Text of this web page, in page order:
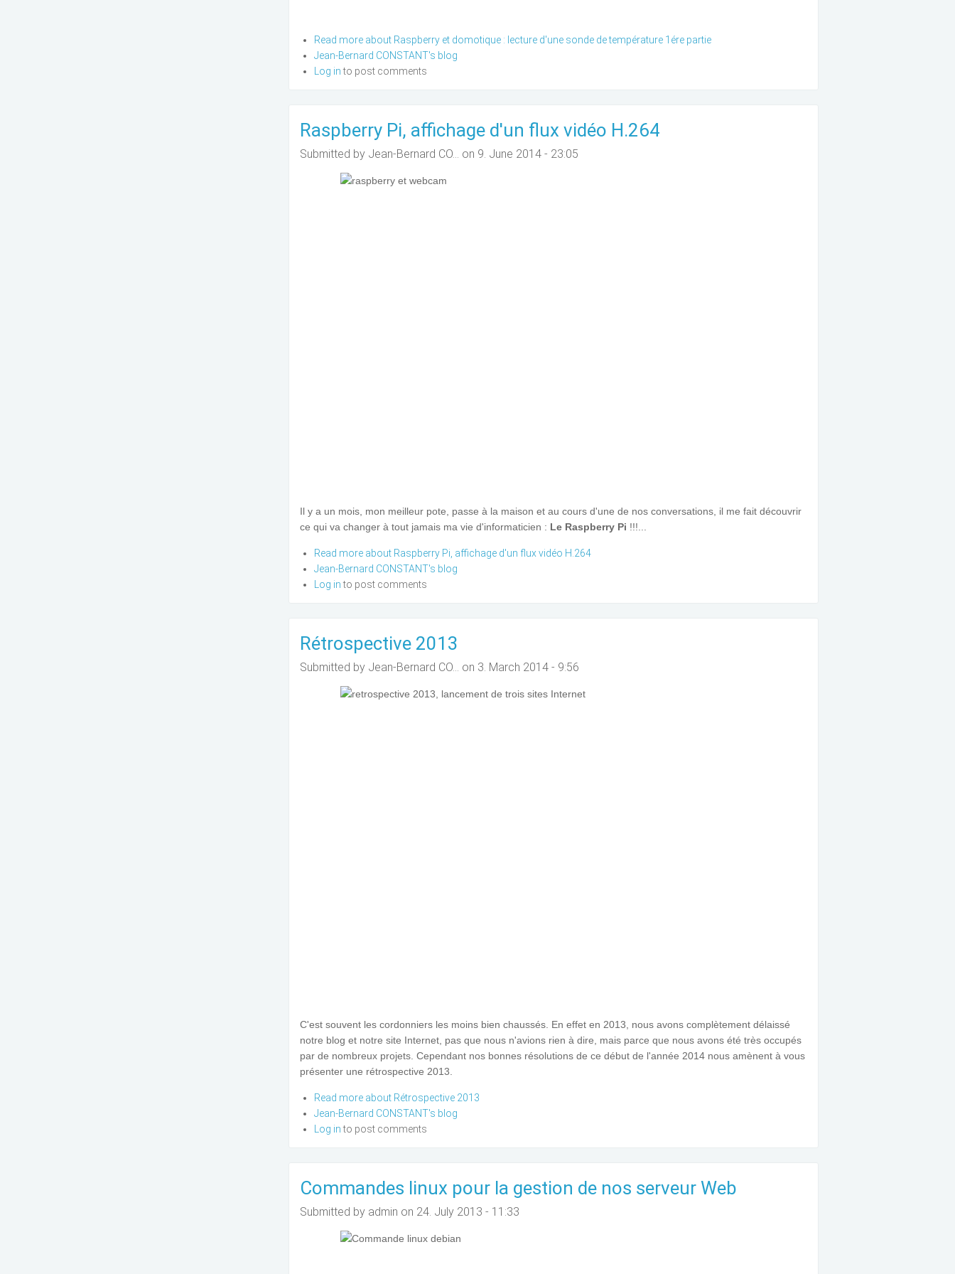
Read more about Raspberry et domotique : lecture d'une sonde de température 1ére partie
Jean-Bernard CONSTANT's blog
Log into post comments
Raspberry Pi, affichage d'un flux vidéo H.264
Submitted by Jean-Bernard CO... on 9. June 2014 - 23:05
Il y a un mois, mon meilleur pote, passe à la maison et au cours d'une de nos conversations, il me fait découvrir
ce qui va changer à tout jamais ma vie d'informaticien : Le Raspberry Pi !!!...
Read more about Raspberry Pi, affichage d'un flux vidéo H.264
Jean-Bernard CONSTANT's blog
Log into post comments
Rétrospective 2013
Submitted by Jean-Bernard CO... on 3. March 2014 - 9:56
C'est souvent les cordonniers les moins bien chaussés. En effet en 2013, nous avons complètement délaissé
notre blog et notre site Internet, pas que nous n'avions rien à dire, mais parce que nous avons été très occupés
par de nombreux projets. Cependant nos bonnes résolutions de ce début de l'année 2014 nous amènent à vous
présenter une rétrospective 2013.
Read more about Rétrospective 2013
Jean-Bernard CONSTANT's blog
Log into post comments
Commandes linux pour la gestion de nos serveur Web
Submitted by admin on 24. July 2013 - 11:33